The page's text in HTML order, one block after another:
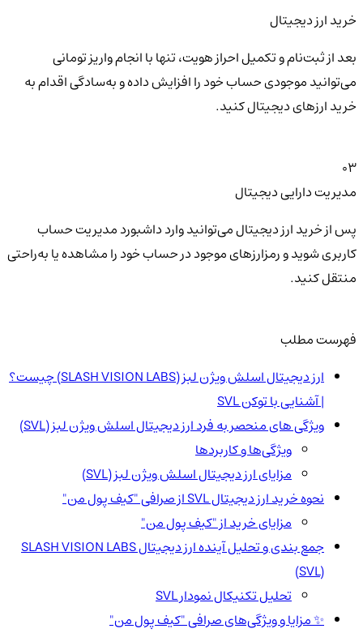
خرید ارز دیجیتال
بعد از ثبت‌نام و تکمیل احراز هویت، تنها با انجام واریز تومانی
می‌توانید موجودی حساب خود را افزایش داده و به‌سادگی اقدام به
خرید ارزهای دیجیتال کنید.
03
مدیریت دارایی دیجیتال
پس از خرید ارز دیجیتال می‌توانید وارد داشبورد مدیریت حساب
کاربری شوید و رمزارزهای موجود در حساب خود را مشاهده یا به‌راحتی
منتقل کنید.
فهرست مطلب
ارز دیجیتال اسلش ویژن لبز (SLASH VISION LABS) چیست؟
| آشنایی با توکن SVL
ویژگی های منحصر به فرد ارز دیجیتال اسلش ویژن لبز (SVL)
ویژگی‌ها و کاربردها
مزایای ارز دیجیتال اسلش ویژن لبز (SVL)
نحوه خرید ارز دیجیتال SVL از صرافی "کیف پول من"
مزایای خرید از "کیف پول من"
جمع بندی و تحلیل آینده ارز دیجیتال SLASH VISION LABS
(SVL)
تحلیل تکنیکال نمودار SVL
✨ مزایا و ویژگی‌های صرافی "کیف پول من"